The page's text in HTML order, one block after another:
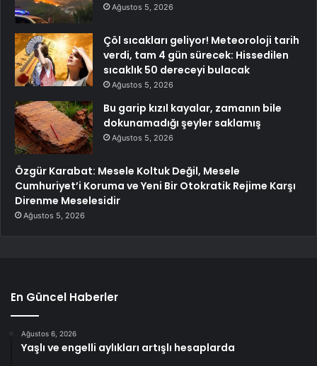
Ağustos 5, 2026
Çöl sıcakları geliyor! Meteoroloji tarih
verdi, tam 4 gün sürecek: Hissedilen
sıcaklık 50 dereceyi bulacak
Ağustos 5, 2026
Bu garip kızıl kayalar, zamanın bile
dokunamadığı şeyler saklamış
Ağustos 5, 2026
Özgür Karabat: Mesele Koltuk Değil, Mesele
Cumhuriyet’i Koruma ve Yeni Bir Otokratik Rejime Karşı
Direnme Meselesidir
Ağustos 5, 2026
En Güncel Haberler
Ağustos 6, 2026
Yaşlı ve engelli aylıkları artışlı hesaplarda